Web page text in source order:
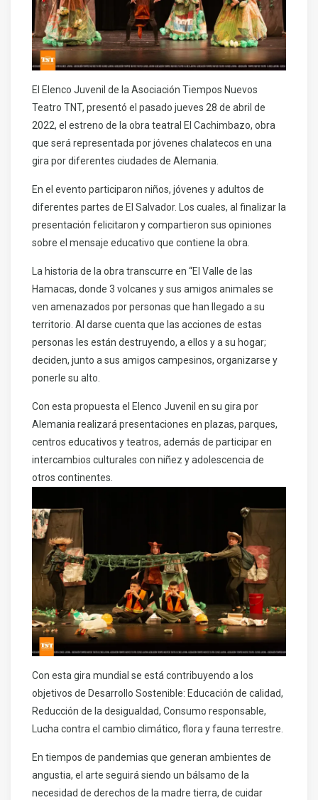
El Elenco Juvenil de la Asociación Tiempos Nuevos
Teatro TNT, presentó el pasado jueves 28 de abril de
2022, el estreno de la obra teatral El Cachimbazo, obra
que será representada por jóvenes chalatecos en una
gira por diferentes ciudades de Alemania.
En el evento participaron niños, jóvenes y adultos de
diferentes partes de El Salvador. Los cuales, al finalizar la
presentación felicitaron y compartieron sus opiniones
sobre el mensaje educativo que contiene la obra.
La historia de la obra transcurre en “El Valle de las
Hamacas, donde 3 volcanes y sus amigos animales se
ven amenazados por personas que han llegado a su
territorio. Al darse cuenta que las acciones de estas
personas les están destruyendo, a ellos y a su hogar;
deciden, junto a sus amigos campesinos, organizarse y
ponerle su alto.
Con esta propuesta el Elenco Juvenil en su gira por
Alemania realizará presentaciones en plazas, parques,
centros educativos y teatros, además de participar en
intercambios culturales con niñez y adolescencia de
otros continentes.
Con esta gira mundial se está contribuyendo a los
objetivos de Desarrollo Sostenible: Educación de calidad,
Reducción de la desigualdad, Consumo responsable,
Lucha contra el cambio climático, flora y fauna terrestre.
En tiempos de pandemias que generan ambientes de
angustia, el arte seguirá siendo un bálsamo de la
necesidad de derechos de la madre tierra, de cuidar